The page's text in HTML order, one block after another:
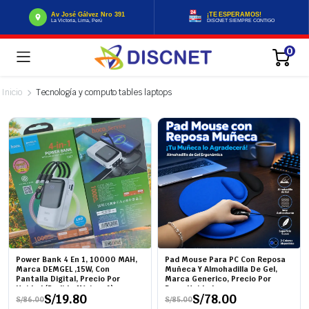
Av José Gálvez Nro 391
La Victoria, Lima, Perú
¡TE ESPERAMOS!
DISCNET SIEMPRE CONTIGO
0
Inicio Tecnología y computo tables laptops
Power Bank 4 En 1, 10000 MAH,
Marca DEMGEL ,15W, Con
Pantalla Digital, Precio Por
Unidad (Pedido Mínimo 6)
S/86.00
El
S/19.80
El
Pad Mouse Para PC Con Reposa
Muñeca Y Almohadilla De Gel,
Marca Generico, Precio Por
Doce Unidades
S/85.00
El
S/78.00
El